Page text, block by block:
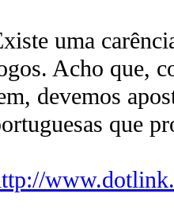
uma
Acho que,
devemos
que